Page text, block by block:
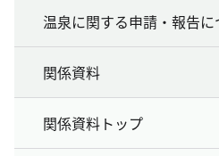
温泉に関する申請・報告に
関係資料
関係資料トップ